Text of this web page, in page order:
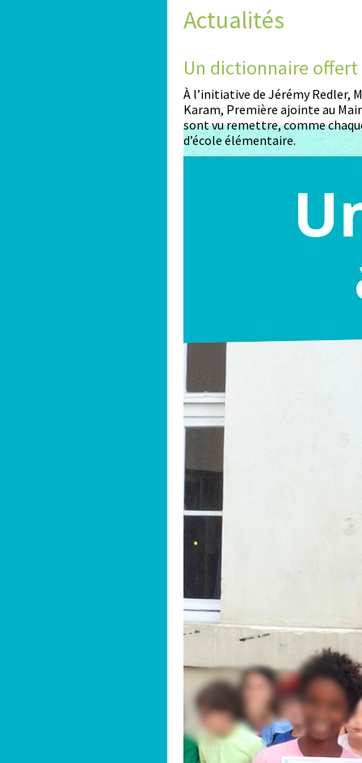
Actualités
Un dictionnaire offert
À l’initiative de Jérémy Redler,
Karam, Première ajointe au
sont vu remettre, comme
d’école élémentaire.